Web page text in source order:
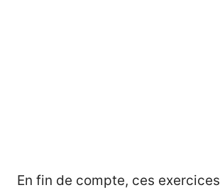
En fin de compte, ces exercices